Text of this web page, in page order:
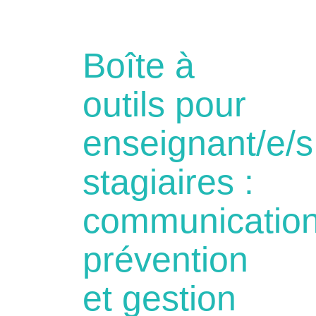
Boîte à
outils pour
enseignant/e/s
stagiaires :
prévention
et gestion